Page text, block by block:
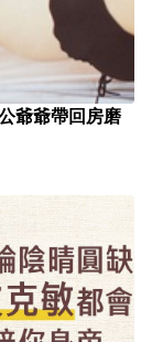
爺爺帶回房磨